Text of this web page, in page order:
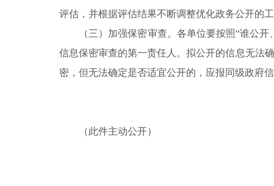
评估，并根据评估结果不断调整优化政务公开的
（三）加强保密审查。各单位要按照“谁公开
信息保密审查的第一责任人。拟公开的信息无法
密，但无法确定是否适宜公开的，应报同级政府
（此件主动公开）